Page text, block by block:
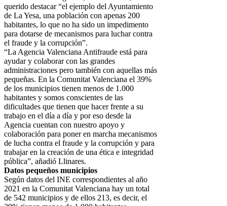
querido destacar “el ejemplo del Ayuntamiento
de La Yesa, una población con apenas 200
habitantes, lo que no ha sido un impedimento
para dotarse de mecanismos para luchar contra
el fraude y la corrupción”.
“La Agencia Valenciana Antifraude está para
ayudar y colaborar con las grandes
administraciones pero también con aquellas más
pequeñas. En la Comunitat Valenciana el 39%
de los municipios tienen menos de 1.000
habitantes y somos conscientes de las
dificultades que tienen que hacer frente a su
trabajo en el día a día y por eso desde la
Agencia cuentan con nuestro apoyo y
colaboración para poner en marcha mecanismos
de lucha contra el fraude y la corrupción y para
trabajar en la creación de una ética e integridad
pública”, añadió Llinares.
Datos pequeños municipios
Según datos del INE correspondientes al año
2021 en la Comunitat Valenciana hay un total
de 542 municipios y de ellos 213, es decir, el